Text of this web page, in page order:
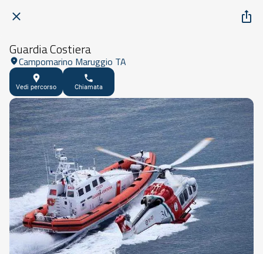
Guardia Costiera
Campomarino Maruggio TA
Vedi percorso Chiamata